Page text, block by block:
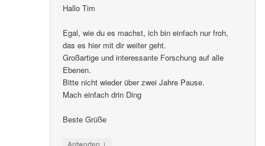
Hallo Tim
Egal, wie du es machst, ich bin einfach nur froh,
das es hier mit dir weiter geht.
Großartige und interessante Forschung auf alle
Ebenen.
Bitte nicht wieder über zwei Jahre Pause.
Mach einfach drin Ding
Beste Grüße
↓